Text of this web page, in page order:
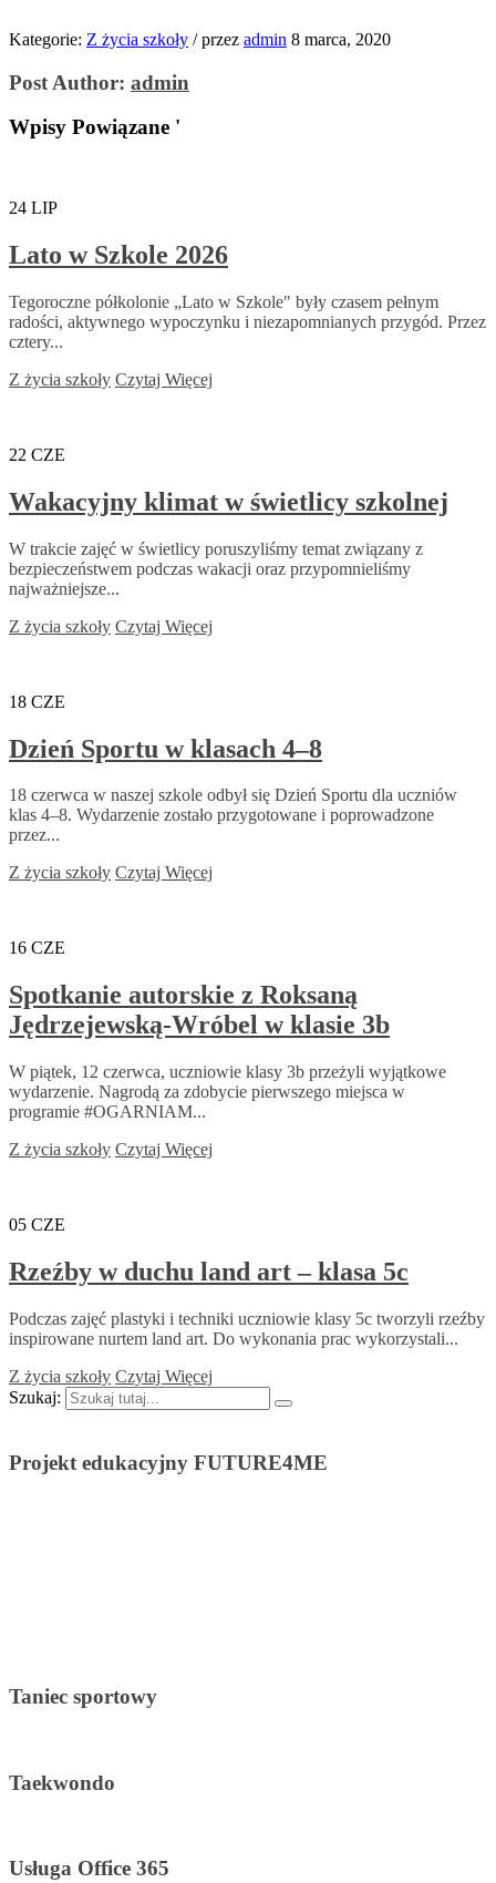
Kategorie: Z życia szkoły /przez admin 8 marca, 2020
Post Author: admin
Wpisy Powiązane '
24 LIP
Lato w Szkole 2026
Tegoroczne półkolonie „Lato w Szkole" były czasem pełnym
radości, aktywnego wypoczynku i niezapomnianych przygód. Przez
cztery...
Z życia szkoły Czytaj Więcej
22 CZE
Wakacyjny klimat w świetlicy szkolnej
W trakcie zajęć w świetlicy poruszyliśmy temat związany z
bezpieczeństwem podczas wakacji oraz przypomnieliśmy
najważniejsze...
Z życia szkoły Czytaj Więcej
18 CZE
Dzień Sportu w klasach 4–8
18 czerwca w naszej szkole odbył się Dzień Sportu dla uczniów
klas 4–8. Wydarzenie zostało przygotowane i poprowadzone
przez...
Z życia szkoły Czytaj Więcej
16 CZE
Spotkanie autorskie z Roksaną
Jędrzejewską-Wróbel w klasie 3b
W piątek, 12 czerwca, uczniowie klasy 3b przeżyli wyjątkowe
wydarzenie. Nagrodą za zdobycie pierwszego miejsca w
programie #OGARNIAM...
Z życia szkoły Czytaj Więcej
05 CZE
Rzeźby w duchu land art – klasa 5c
Podczas zajęć plastyki i techniki uczniowie klasy 5c tworzyli rzeźby
inspirowane nurtem land art. Do wykonania prac wykorzystali...
Z życia szkoły Czytaj Więcej
Szukaj:
Projekt edukacyjny FUTURE4ME
Taniec sportowy
Taekwondo
Usługa Office 365